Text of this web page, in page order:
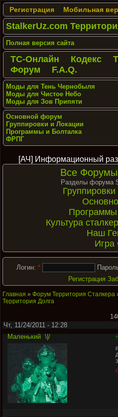
Регистрация Мобильная
StalkerUz.com
Полная версия сайта
ТС-Онлайн Кодекс
Форум
F.A.Q.
Моды для Тень Чернобыля
Моды для Чистое Небо
Моды для Зов Припяти
Основной форум
Группировки и Локации
Программы и Болталка
ФРПГ
[АЧ] Информационный
Все
Разделы форума
Культура
Наш
Логин: *
Регистрация
Главная » Форум Территория Сталкера
Территория Долга
Чт, 11/24/2011 - 12:28
Маленький \|/